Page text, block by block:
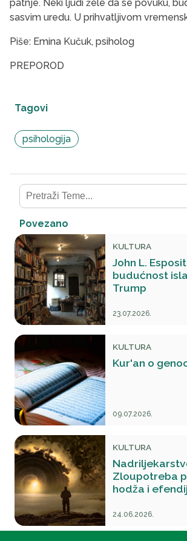
patnje. Neki ljudi žele da se povuku,
sasvim uredu. U prihvatljivom
Piše: Emina Kučuk, psiholog
PREPOROD
Tagovi
psihologija
Povezano
KULTURA
John L.
budućnost
Trump
23.07.2026.
KULTURA
Kur'an o
09.07.2026.
KULTURA
Zloupotreba
hodža i
24.06.2026.